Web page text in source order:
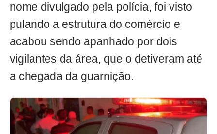
nome divulgado pela polícia, foi visto
pulando a estrutura do comércio e
acabou sendo apanhado por dois
vigilantes da área, que o detiveram até
a chegada da guarnição.